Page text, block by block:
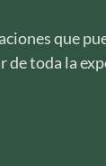
que
de toda la